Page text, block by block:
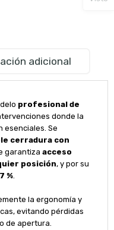
adicional
profesional de
donde la
esenciales. Se
cerradura con
garantiza acceso
posición, y por su
%.
la ergonomía y
evitando pérdidas
de apertura.